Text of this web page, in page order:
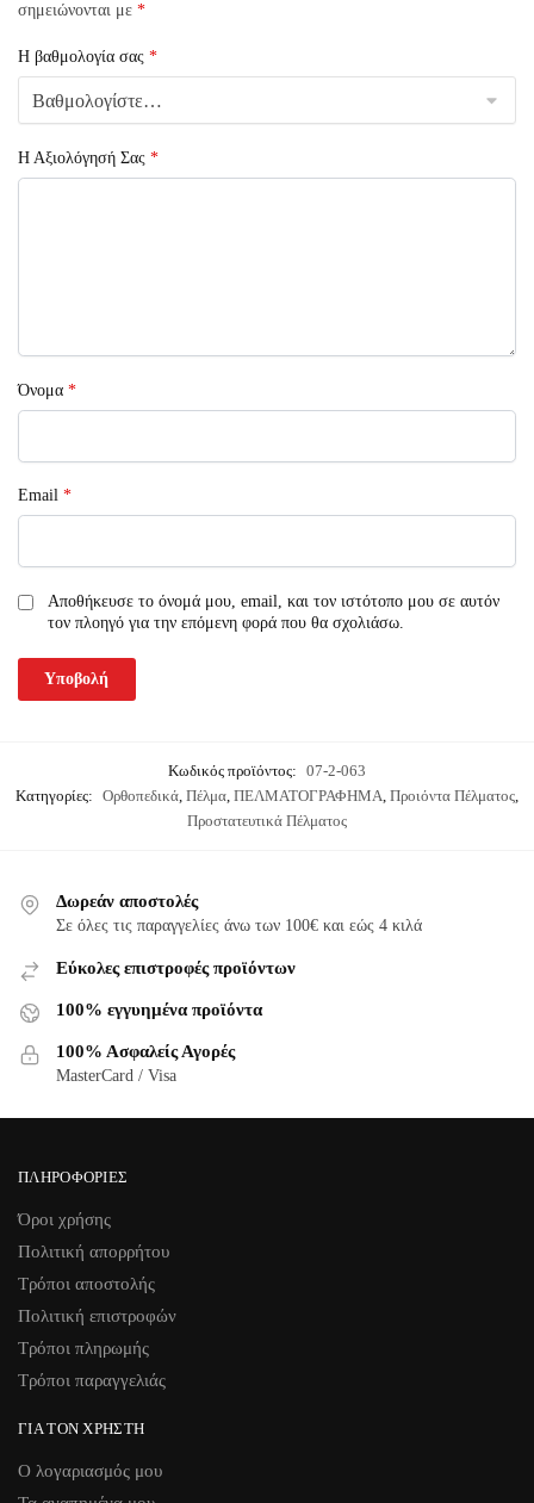
σημειώνονται με *
Η βαθμολογία σας *
Η Αξιολόγησή Σας *
Όνομα *
Email *
Αποθήκευσε το όνομά μου, email, και τον ιστότοπο μου σε αυτόν
τον πλοηγό για την επόμενη φορά που θα σχολιάσω.
Κωδικός προϊόντος: 07-2-063
Κατηγορίες: Ορθοπεδικά, Πέλμα, ΠΕΛΜΑΤΟΓΡΑΦΗΜΑ, Προιόντα Πέλματος,
Προστατευτικά Πέλματος
Δωρεάν αποστολές
Σε όλες τις παραγγελίες άνω των 100€ και εώς 4 κιλά
Εύκολες επιστροφές προϊόντων
100% εγγυημένα προϊόντα
100% Ασφαλείς Αγορές
MasterCard / Visa
ΠΛΗΡΟΦΟΡΊΕΣ
Όροι χρήσης
Πολιτική απορρήτου
Τρόποι αποστολής
Πολιτική επιστροφών
Τρόποι πληρωμής
Τρόποι παραγγελιάς
ΓΙΑ ΤΟΝ ΧΡΉΣΤΗ
Ο λογαριασμός μου